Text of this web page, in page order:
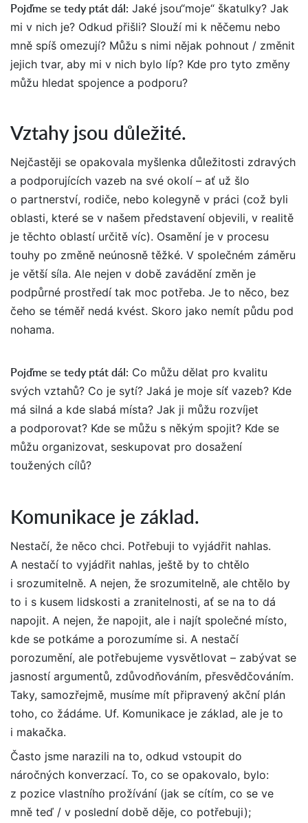
Pojďme se tedy ptát dál: Jaké jsou“moje“ škatulky? Jak
mi v nich je? Odkud přišli? Slouží mi k něčemu nebo
mně spíš omezují? Můžu s nimi nějak pohnout / změnit
jejich tvar, aby mi v nich bylo líp? Kde pro tyto změny
můžu hledat spojence a podporu?
Vztahy jsou důležité.
Nejčastěji se opakovala myšlenka důležitosti zdravých
a podporujících vazeb na své okolí – ať už šlo
o partnerství, rodiče, nebo kolegyně v práci (což byli
oblasti, které se v našem představení objevili, v realitě
je těchto oblastí určitě víc). Osamění je v procesu
touhy po změně neúnosně těžké. V společném záměru
je větší síla. Ale nejen v době zavádění změn je
podpůrné prostředí tak moc potřeba. Je to něco, bez
čeho se téměř nedá kvést. Skoro jako nemít půdu pod
nohama.
Pojďme se tedy ptát dál: Co můžu dělat pro kvalitu
svých vztahů? Co je sytí? Jaká je moje síť vazeb? Kde
má silná a kde slabá místa? Jak ji můžu rozvíjet
a podporovat? Kde se můžu s někým spojit? Kde se
můžu organizovat, seskupovat pro dosažení
toužených cílů?
Komunikace je základ.
Nestačí, že něco chci. Potřebuji to vyjádřit nahlas.
A nestačí to vyjádřit nahlas, ještě by to chtělo
i srozumitelně. A nejen, že srozumitelně, ale chtělo by
to i s kusem lidskosti a zranitelnosti, ať se na to dá
napojit. A nejen, že napojit, ale i najít společné místo,
kde se potkáme a porozumíme si. A nestačí
porozumění, ale potřebujeme vysvětlovat – zabývat se
jasností argumentů, zdůvodňováním, přesvědčováním.
Taky, samozřejmě, musíme mít připravený akční plán
toho, co žádáme. Uf. Komunikace je základ, ale je to
i makačka.
Často jsme narazili na to, odkud vstoupit do
náročných konverzací. To, co se opakovalo, bylo:
z pozice vlastního prožívání (jak se cítím, co se ve
mně teď / v poslední době děje, co potřebuji);